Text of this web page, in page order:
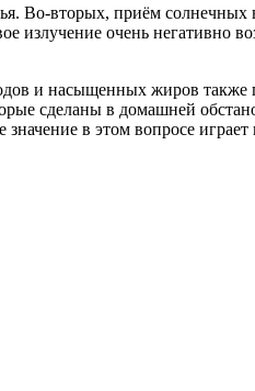
Во-вторых, приём
излучение очень
и насыщенных жиров
сделаны в домашней
в этом вопросе